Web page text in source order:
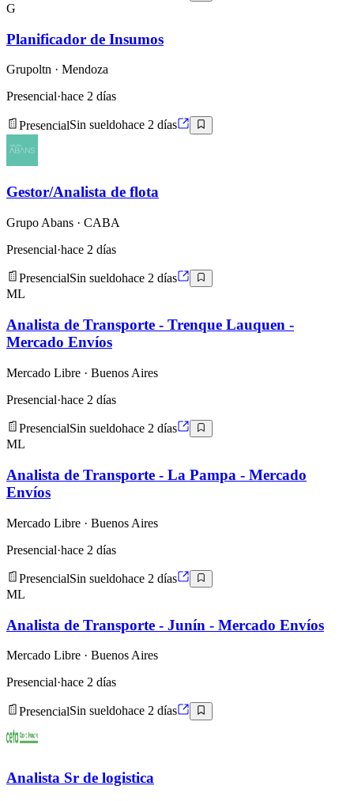
G
Planificador de Insumos
Grupoltn · Mendoza
Presencial·hace 2 días
PresencialSin sueldohace 2 días
Gestor/Analista de flota
Grupo Abans · CABA
Presencial·hace 2 días
PresencialSin sueldohace 2 días
ML
Analista de Transporte - Trenque Lauquen -
Mercado Envíos
Mercado Libre · Buenos Aires
Presencial·hace 2 días
PresencialSin sueldohace 2 días
ML
Analista de Transporte - La Pampa - Mercado
Envíos
Mercado Libre · Buenos Aires
Presencial·hace 2 días
PresencialSin sueldohace 2 días
ML
Analista de Transporte - Junín - Mercado Envíos
Mercado Libre · Buenos Aires
Presencial·hace 2 días
PresencialSin sueldohace 2 días
Analista Sr de logistica